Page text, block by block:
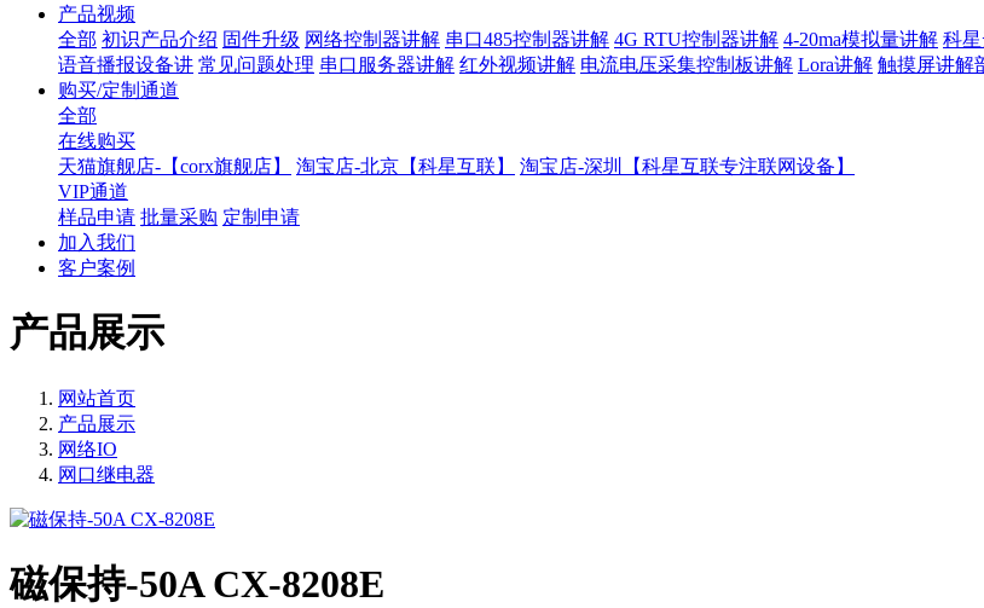
产品视频
全部 初识产品介绍 固件升级 网络控制器讲解 串口485控制器讲解 4G RTU控制器讲解 4-20ma模拟量讲解 科
语音播报设备讲 常见问题处理 串口服务器讲解 红外视频讲解 电流电压采集控制板讲解 Lora讲解 触摸屏讲解
购买/定制通道
全部
在线购买
天猫旗舰店-【corx旗舰店】
淘宝店-北京【科星互联】
淘宝店-深圳【科星互联专注联网设备】
VIP通道
样品申请 批量采购 定制申请
加入我们
客户案例
产品展示
网站首页
产品展示
网络IO
网口继电器
磁保持-50A CX-8208E